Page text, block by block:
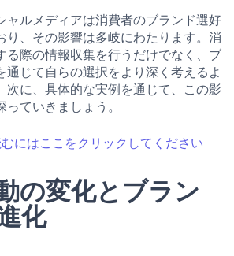
ャルメディアは消費者のブランド選好
り、その影響は多岐にわたります。消
る際の情報収集を行うだけでなく、ブ
通じて自らの選択をより深く考えるよ
次に、具体的な実例を通じて、この影
ていきましょう。
にはここをクリックしてください
の変化とブラン
化